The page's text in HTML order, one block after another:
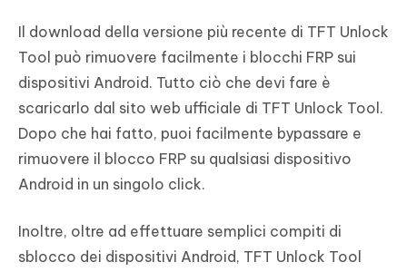
Il download della versione più recente di TFT Unlock
Tool può rimuovere facilmente i blocchi FRP sui
dispositivi Android. Tutto ciò che devi fare è
scaricarlo dal sito web ufficiale di TFT Unlock Tool.
Dopo che hai fatto, puoi facilmente bypassare e
rimuovere il blocco FRP su qualsiasi dispositivo
Android in un singolo click.
Inoltre, oltre ad effettuare semplici compiti di
sblocco dei dispositivi Android, TFT Unlock Tool